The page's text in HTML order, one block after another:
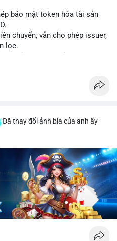
bảo mật token hóa tài sản
chuyển, vẫn cho phép issuer,
lọc.
Đã thay đổi ảnh bìa của anh ấy